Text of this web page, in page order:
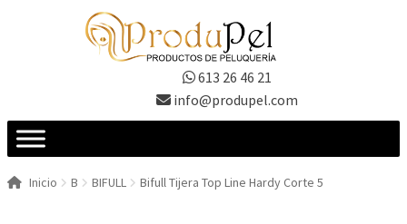
613 26 46 21
info@produpel.com
Inicio B BIFULL Bifull Tijera Top Line Hardy Corte 5